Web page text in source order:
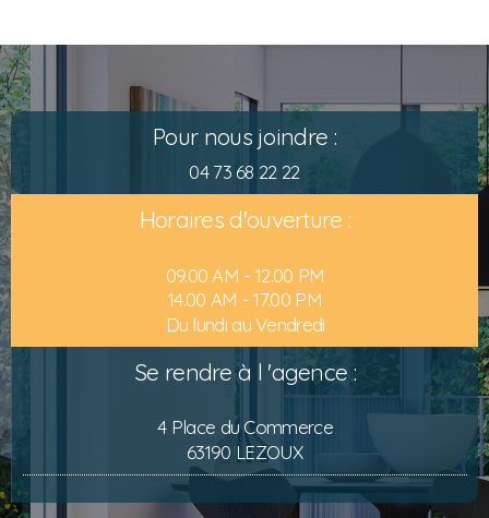
Pour nous joindre :
04 73 68 22 22
Horaires d'ouverture :
09.00 AM - 12.00 PM
14.00 AM - 17.00 PM
Du lundi au Vendredi
Se rendre à l 'agence :
4 Place du Commerce
63190 LEZOUX